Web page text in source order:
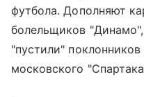
футбола. Дополняют
болельщиков
"пустили"
московского